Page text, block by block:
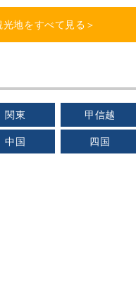
地をすべて見る＞
関東 甲信越
中国 四国